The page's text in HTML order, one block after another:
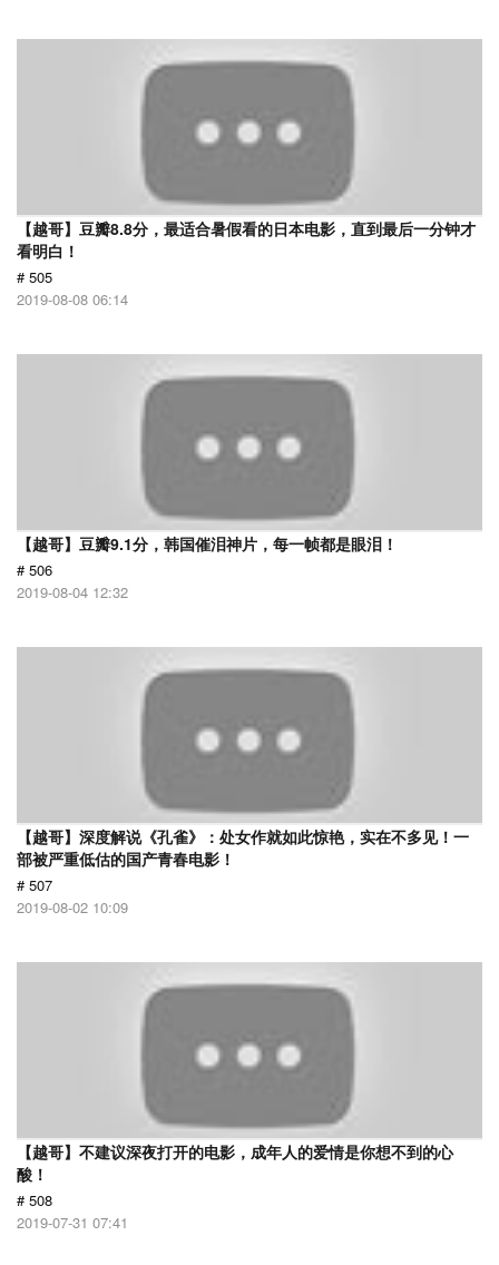
【越哥】豆瓣8.8分，最适合暑假看的日本电影，直到最后一分钟才
看明白！
# 505
2019-08-08 06:14
【越哥】豆瓣9.1分，韩国催泪神片，每一帧都是眼泪！
# 506
2019-08-04 12:32
【越哥】深度解说《孔雀》：处女作就如此惊艳，实在不多见！一
部被严重低估的国产青春电影！
# 507
2019-08-02 10:09
【越哥】不建议深夜打开的电影，成年人的爱情是你想不到的心
酸！
# 508
2019-07-31 07:41